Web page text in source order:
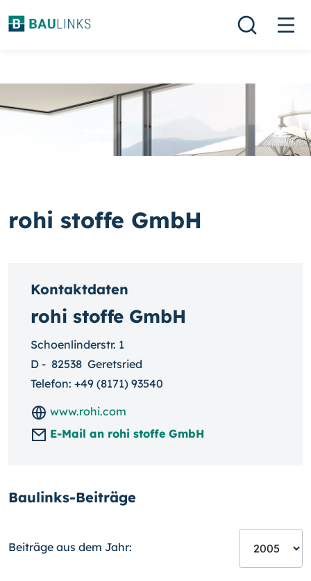
rohi stoffe GmbH
Kontaktdaten
rohi stoffe GmbH
Schoenlinderstr. 1
D - 82538 Geretsried
Telefon: +49 (8171) 93540
www.rohi.com
E-Mail an rohi stoffe GmbH
Baulinks-Beiträge
Beiträge aus dem Jahr: